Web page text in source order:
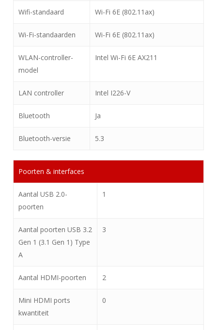
Wifi-standaard Wi-Fi 6E (802.11ax)
Wi-Fi-standaarden Wi-Fi 6E (802.11ax)
WLAN-controller-
model
Intel Wi-Fi 6E AX211
LAN controller Intel I226-V
Bluetooth Ja
Bluetooth-versie 5.3
Poorten & interfaces
Aantal USB 2.0-
poorten
1
Aantal poorten USB 3.2
Gen 1 (3.1 Gen 1) Type
A
3
Aantal HDMI-poorten 2
Mini HDMI ports
kwantiteit
0